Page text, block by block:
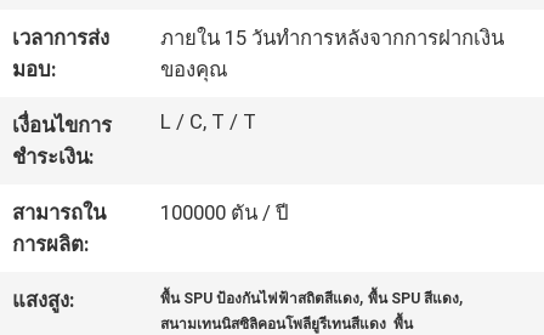
ติดต่อ
เรา
ขอ
ใบ
เสนอ
เวลาการส่ง
มอบ:
ภายใน 15 วันทำการหลังจากการฝากเงิน
ของคุณ
เงื่อนไขการ
ชำระเงิน:
L / C, T / T
สามารถใน
การผลิต:
100000 ตัน / ปี
แสงสูง: พื้น SPU ป้องกันไฟฟ้าสถิตสีแดง,พื้น SPU สีแดง,
สนามเทนนิสซิลิคอนโพลียูรีเทนสีแดง พื้น